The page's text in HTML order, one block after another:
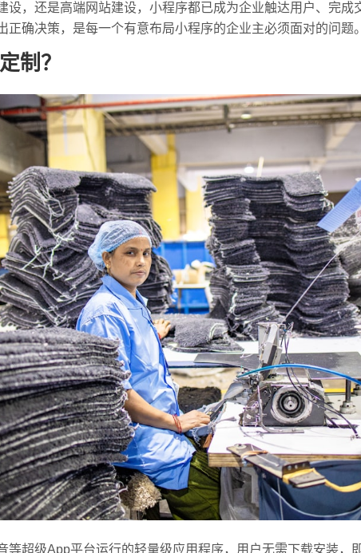
设，还是高端网站建设，小程序都已成为企业触达用户、完成
确决策，是每一个有意布局小程序的企业主必须面对的问题。
制？
等超级App平台运行的轻量级应用程序，用户无需下载安装，